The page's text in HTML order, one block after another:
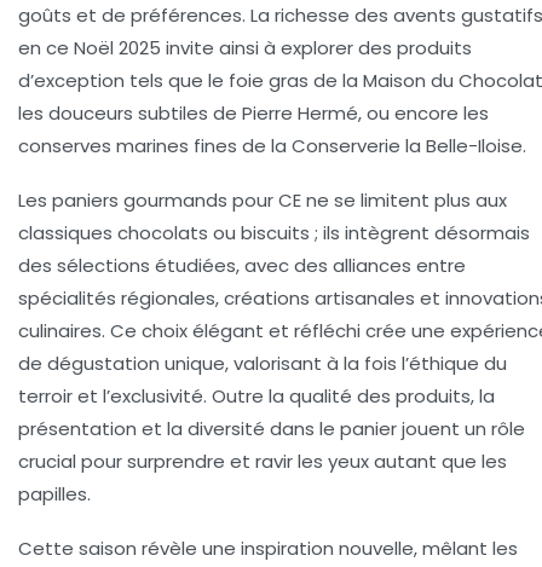
goûts et de préférences. La richesse des avents gustatifs
en ce Noël 2025 invite ainsi à explorer des produits
d’exception tels que le foie gras de la Maison du
les douceurs subtiles de Pierre Hermé, ou encore les
conserves marines fines de la Conserverie la Belle-Iloise.
Les paniers gourmands pour CE ne se limitent plus aux
classiques chocolats ou biscuits ; ils intègrent désormais
des sélections étudiées, avec des alliances entre
spécialités régionales, créations artisanales et
culinaires. Ce choix élégant et réfléchi crée une
de dégustation unique, valorisant à la fois l’éthique du
terroir et l’exclusivité. Outre la qualité des produits, la
présentation et la diversité dans le panier jouent un rôle
crucial pour surprendre et ravir les yeux autant que les
papilles.
Cette saison révèle une inspiration nouvelle, mêlant les